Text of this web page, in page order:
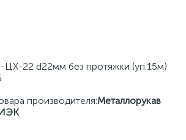
ЦХ-22 d22мм без протяжки (уп.15м)
производителя:Металлорукав